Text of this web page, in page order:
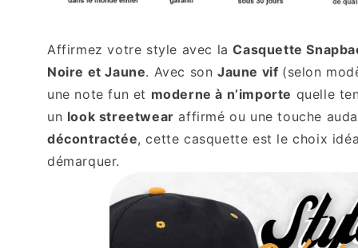
Affirmez votre style avec laCasquette
Noire et Jaune. Avec sonJaune vif (selon
une note fun et moderne à n’importe quelle
un look streetwear affirmé ou une touche
décontractée, cette casquette est le choix
démarquer.